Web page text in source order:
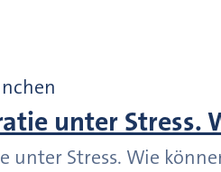
unter Stress.
unter Stress. Wie